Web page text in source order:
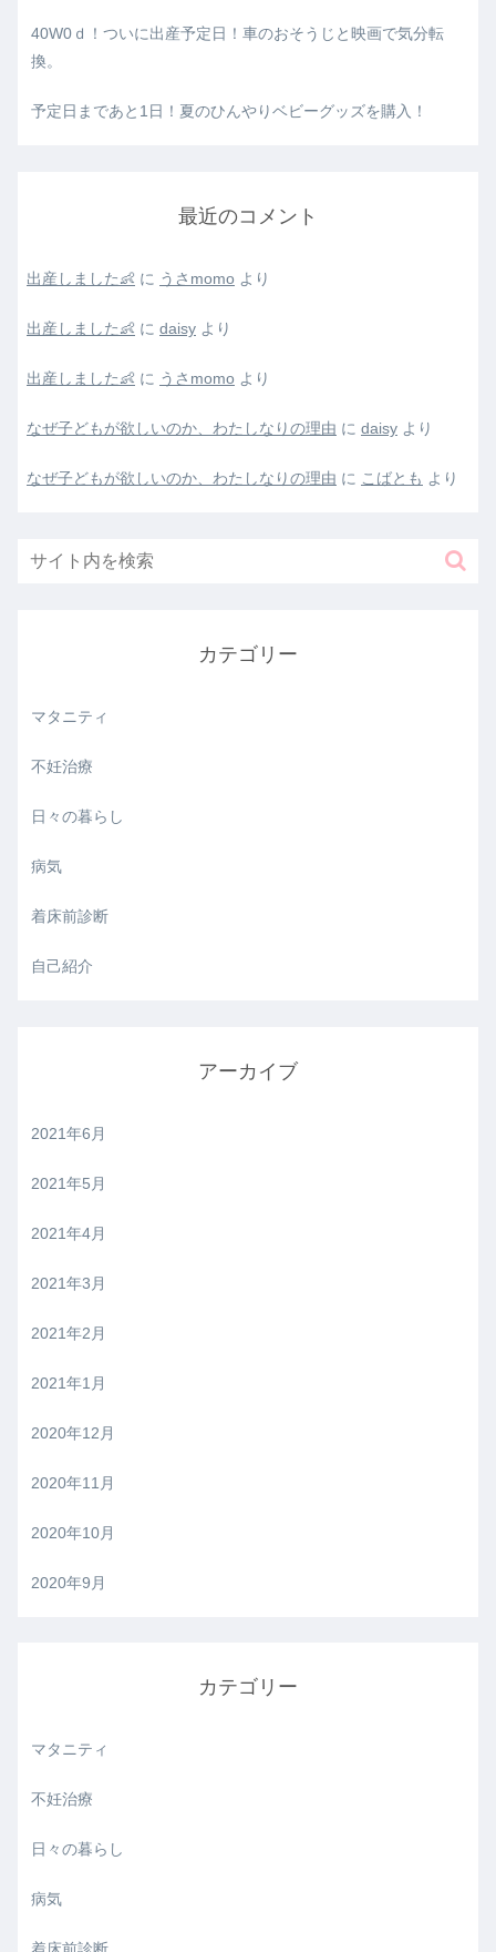
40W0ｄ！ついに出産予定日！車のおそうじと映画で気分転
換。
予定日まであと1日！夏のひんやりベビーグッズを購入！
最近のコメント
出産しました👶 に うさmomo より
出産しました👶 に daisy より
出産しました👶 に うさmomo より
なぜ子どもが欲しいのか、わたしなりの理由 に daisy より
なぜ子どもが欲しいのか、わたしなりの理由 に こばとも より
カテゴリー
マタニティ
不妊治療
日々の暮らし
病気
着床前診断
自己紹介
アーカイブ
2021年6月
2021年5月
2021年4月
2021年3月
2021年2月
2021年1月
2020年12月
2020年11月
2020年10月
2020年9月
カテゴリー
マタニティ
不妊治療
日々の暮らし
病気
着床前診断